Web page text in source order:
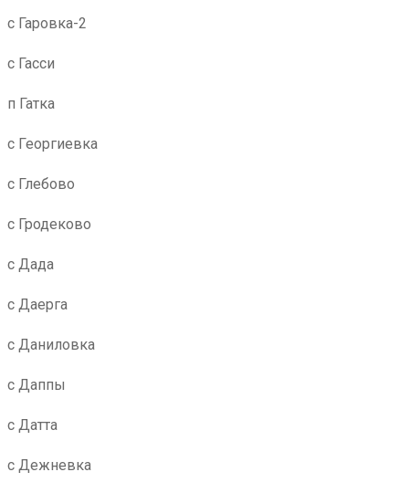
с Гаровка-2
с Гасси
п Гатка
с Георгиевка
с Глебово
с Гродеково
с Дада
с Даерга
с Даниловка
с Даппы
с Датта
с Дежневка